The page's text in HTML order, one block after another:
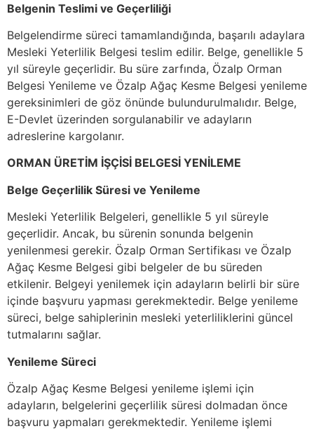
Belgenin Teslimi ve Geçerliliği
Belgelendirme süreci tamamlandığında, başarılı adaylara
Mesleki Yeterlilik Belgesi teslim edilir. Belge, genellikle 5
yıl süreyle geçerlidir. Bu süre zarfında, Özalp Orman
Belgesi Yenileme ve Özalp Ağaç Kesme Belgesi yenileme
gereksinimleri de göz önünde bulundurulmalıdır. Belge,
E-Devlet üzerinden sorgulanabilir ve adayların
adreslerine kargolanır.
ORMAN ÜRETİM İŞÇİSİ BELGESİ YENİLEME
Belge Geçerlilik Süresi ve Yenileme
Mesleki Yeterlilik Belgeleri, genellikle 5 yıl süreyle
geçerlidir. Ancak, bu sürenin sonunda belgenin
yenilenmesi gerekir. Özalp Orman Sertifikası ve Özalp
Ağaç Kesme Belgesi gibi belgeler de bu süreden
etkilenir. Belgeyi yenilemek için adayların belirli bir süre
içinde başvuru yapması gerekmektedir. Belge yenileme
süreci, belge sahiplerinin mesleki yeterliliklerini güncel
tutmalarını sağlar.
Yenileme Süreci
Özalp Ağaç Kesme Belgesi yenileme işlemi için
adayların, belgelerini geçerlilik süresi dolmadan önce
başvuru yapmaları gerekmektedir. Yenileme işlemi